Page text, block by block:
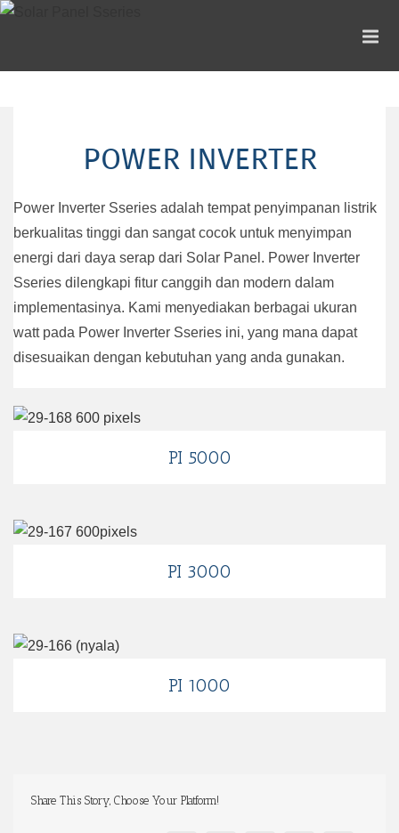
POWER INVERTER
Power Inverter Sseries adalah tempat penyimpanan listrik
berkualitas tinggi dan sangat cocok untuk menyimpan
energi dari daya serap dari Solar Panel. Power Inverter
Sseries dilengkapi fitur canggih dan modern dalam
implementasinya. Kami menyediakan berbagai ukuran
watt pada Power Inverter Sseries ini, yang mana dapat
disesuaikan dengan kebutuhan yang anda gunakan.
PI 5000
PI 3000
PI 1000
Share This Story, Choose Your Platform!